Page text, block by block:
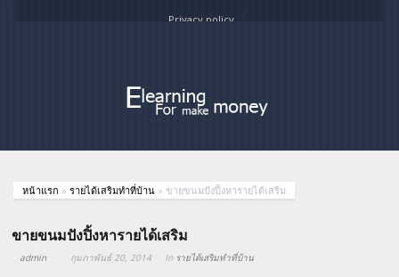
Privacy policy
หน้าแรก »รายได้เสริมทำที่บ้าน »ขายขนมปังปิ้งหารายได้เสริม
ขายขนมปังปิ้งหารายได้เสริม
admin กุมภาพันธ์ 20, 2014 In รายได้เสริมทำที่บ้าน